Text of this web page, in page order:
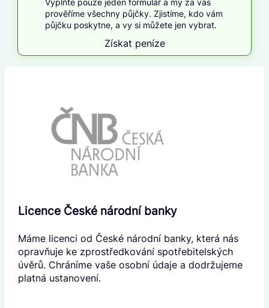
prověříme všechny půjčky. Zjistíme, kdo vám
půjčku poskytne, a vy si můžete jen vybrat.
Získat peníze
Licence České národní banky
Máme licenci od České národní banky, která nás
opravňuje ke zprostředkování spotřebitelských
úvěrů. Chráníme vaše osobní údaje a dodržujeme
platná ustanovení.